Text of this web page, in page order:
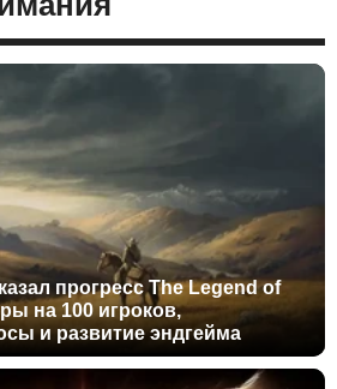
прогресс The Legend of
на 100 игроков,
и развитие эндгейма